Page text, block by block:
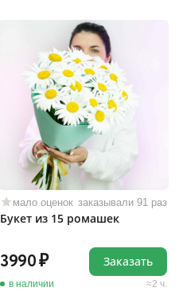
мало оценок заказывали 91 раз
Букет из 15 ромашек
3990
в наличии 2 ч.
Заказать